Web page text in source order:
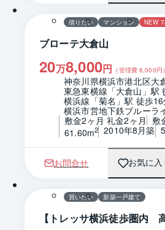
借りたい マンション NEW
ブローテ大倉山
20万8,000円 （管理費6,000円）
神奈川県横浜市港北区大
東急東横線「大倉山」駅
横浜線「菊名」駅 徒歩
横浜市営地下鉄ブルーラ
敷金2ヶ月 礼金2ヶ月 敷
61.60m2 2010年8月築
お問合せ お気に
1 / 0
買いたい 新築一戸建て
【トレッサ横浜徒歩圏内